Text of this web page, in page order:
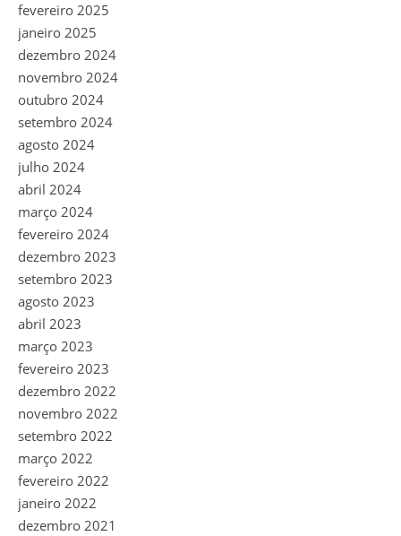
fevereiro 2025
janeiro 2025
dezembro 2024
novembro 2024
outubro 2024
setembro 2024
agosto 2024
julho 2024
abril 2024
março 2024
fevereiro 2024
dezembro 2023
setembro 2023
agosto 2023
abril 2023
março 2023
fevereiro 2023
dezembro 2022
novembro 2022
setembro 2022
março 2022
fevereiro 2022
janeiro 2022
dezembro 2021